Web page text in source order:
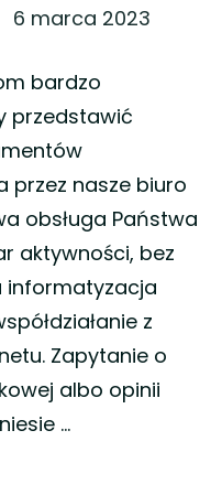
6 marca 2023
bardzo
przedstawić
przez nasze biuro
obsługa Państwa
aktywności, bez
informatyzacja
z
Zapytanie o
albo opinii
…